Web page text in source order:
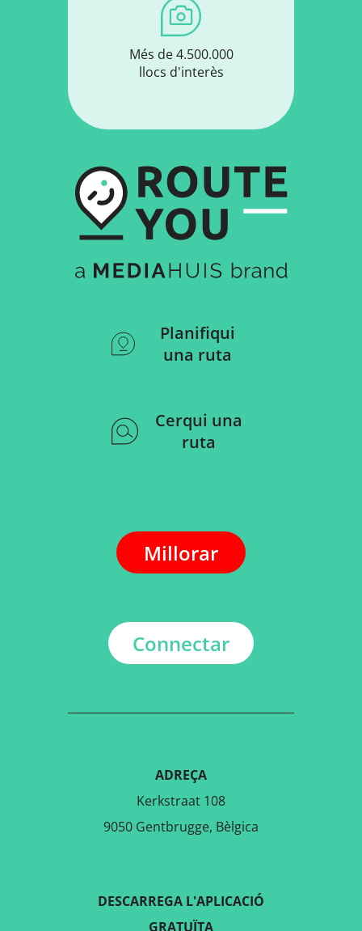
Més de 4.500.000
llocs d'interès
Planifiqui
una ruta
Cerqui una
ruta
Millorar
Connectar
ADREÇA
Kerkstraat 108
9050 Gentbrugge, Bèlgica
DESCARREGA L'APLICACIÓ
GRATUÏTA